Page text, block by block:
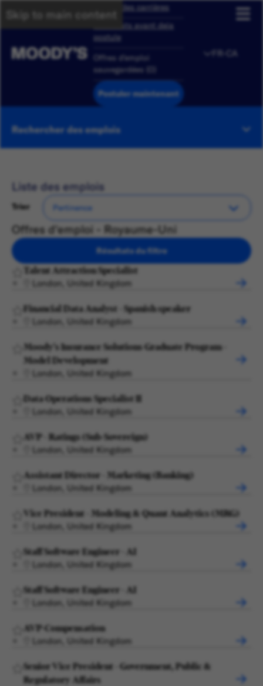
Skip to main contentAperçu des carrières
Candidats ayant deja
postule
Offres d'emploi
sauvegardées
Postuler maintenant
FR-CA
Rechercher des emplois
Liste des emplois
Trier
Offres d'emploi - Royaume-Uni
Résultats du filtre
Talent Attraction Specialist
London, United Kingdom
Financial Data Analyst - Spanish speaker
London, United Kingdom
Moody's Insurance Solutions Graduate Program -
Model Development
London, United Kingdom
Data Operations Specialist II
London, United Kingdom
AVP - Ratings (Sub-Sovereign)
London, United Kingdom
Assistant Director - Marketing (Banking)
London, United Kingdom
Vice President - Modeling & Quant Analytics (MRG)
London, United Kingdom
Staff Software Engineer - AI
London, United Kingdom
Staff Software Engineer - AI
London, United Kingdom
AVP-Compensation
London, United Kingdom
Senior Vice President - Government, Public &
Regulatory Affairs